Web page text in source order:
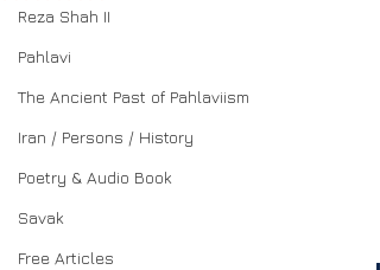
Reza Shah II
Pahlavi
The Ancient Past of Pahlaviism
Iran / Persons / History
Poetry & Audio Book
Savak
Free Articles